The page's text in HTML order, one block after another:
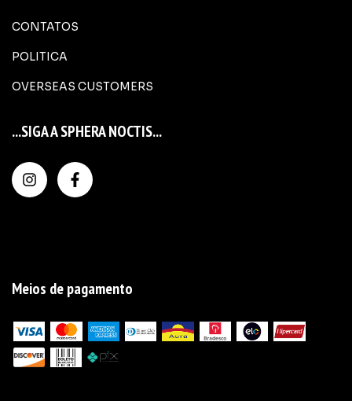
CONTATOS
POLITICA
OVERSEAS CUSTOMERS
...SIGA A SPHERA NOCTIS...
Meios de pagamento